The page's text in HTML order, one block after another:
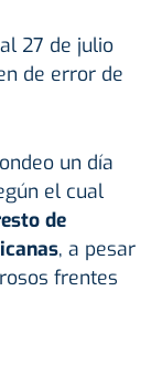
27 de julio
de error de
un día
el cual
de
, a pesar
frentes